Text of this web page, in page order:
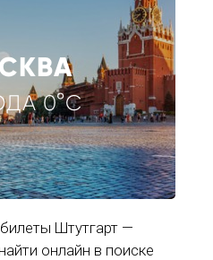
0°C
Штутгарт —
онлайн в поиске